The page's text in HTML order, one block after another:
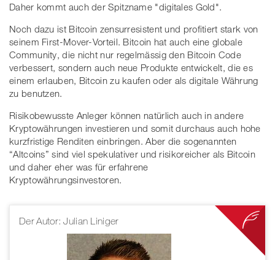
Daher kommt auch der Spitzname "digitales Gold".
Noch dazu ist Bitcoin zensurresistent und profitiert stark von
seinem First-Mover-Vorteil. Bitcoin hat auch eine globale
Community, die nicht nur regelmässig den Bitcoin Code
verbessert, sondern auch neue Produkte entwickelt, die es
einem erlauben, Bitcoin zu kaufen oder als digitale Währung
zu benutzen.
Risikobewusste Anleger können natürlich auch in andere
Kryptowährungen investieren und somit durchaus auch hohe
kurzfristige Renditen einbringen. Aber die sogenannten
“Altcoins” sind viel spekulativer und risikoreicher als Bitcoin
und daher eher was für erfahrene
Kryptowährungsinvestoren.
Der Autor: Julian Liniger